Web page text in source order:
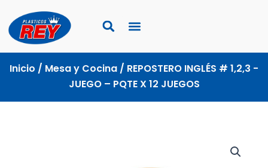
contenido
Inicio / Mesa y Cocina / REPOSTERO INGLÉS # 1,2,3 -
JUEGO – PQTE X 12 JUEGOS